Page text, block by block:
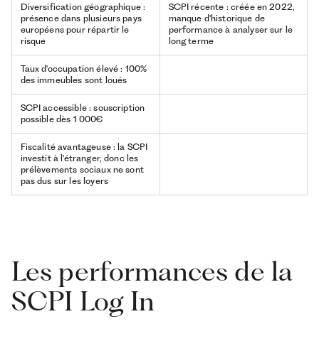
Diversification géographique :
présence dans plusieurs pays
européens pour répartir le
risque
SCPI récente : créée en 2022,
manque d'historique de
performance à analyser sur le
long terme
Taux d'occupation élevé : 100%
des immeubles sont loués
SCPI accessible : souscription
possible dès 1 000€
Fiscalité avantageuse : la SCPI
investit à l'étranger, donc les
prélèvements sociaux ne sont
pas dus sur les loyers
Les performances de la
SCPI Log In